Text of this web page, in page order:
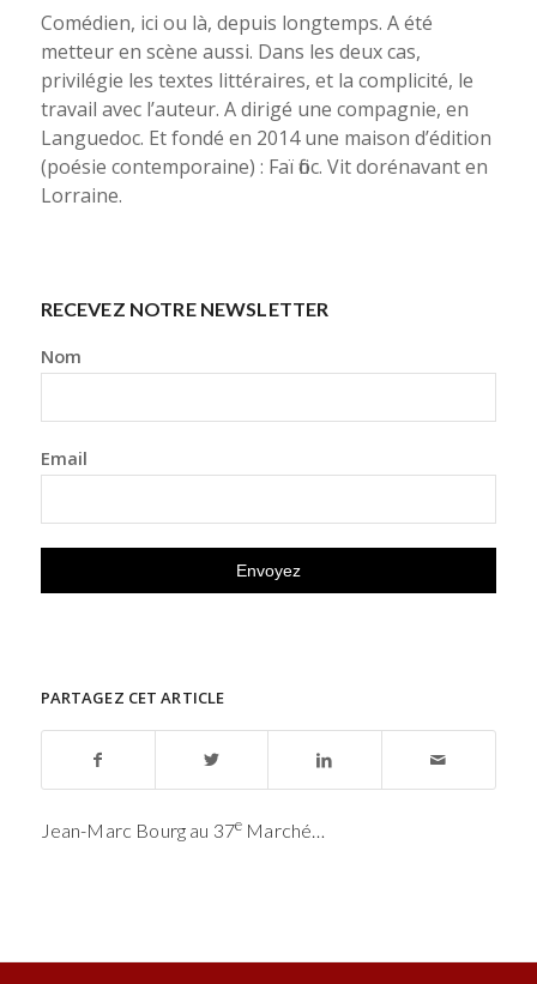
Comédien, ici ou là, depuis longtemps. A été
metteur en scène aussi. Dans les deux cas,
privilégie les textes littéraires, et la complicité, le
travail avec l’auteur. A dirigé une compagnie, en
Languedoc. Et fondé en 2014 une maison d’édition
(poésie contemporaine) : Faï fioc. Vit dorénavant en
Lorraine.
RECEVEZ NOTRE NEWSLETTER
Nom
Email
PARTAGEZ CET ARTICLE
Jean-Marc Bourg au 37e Marché…